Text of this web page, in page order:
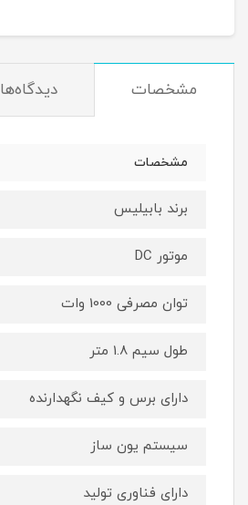
مشخصات دیدگاه‌ها
مشخصات
برند بابیلیس
موتور DC
توان مصرفی 1000 وات
طول سیم 1.8 متر
دارای برس و کیف نگهدارنده
سیستم یون ساز
دارای فناوری تولید